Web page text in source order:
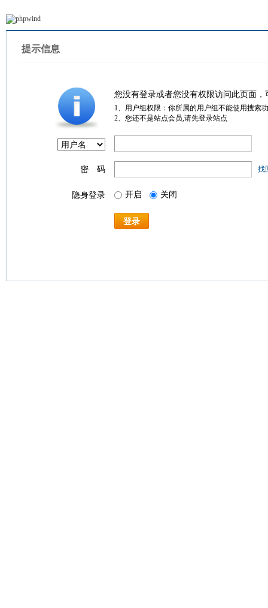
提示信息
您没有登录或者您没有权限访问此页面
1、用户组权限：你所属的用户组不能使用搜索
2、您还不是站点会员,请先登录站点
密 码 找
隐身登录 开启 关闭
登录